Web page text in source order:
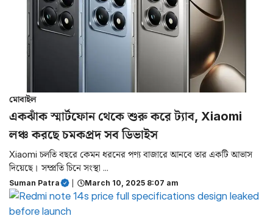
মোবাইল
একঝাঁক স্মার্টফোন থেকে শুরু করে ট্যাব, Xiaomi
লঞ্চ করছে চমকপ্রদ সব ডিভাইস
Xiaomi চলতি বছরে কেমন ধরনের পণ্য বাজারে আনবে তার একটি আভাস
দিয়েছে। সম্প্রতি চিনে সংস্থা ...
Suman Patra March 10, 2025 8:07 am